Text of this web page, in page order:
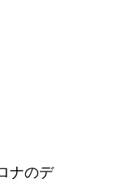
ナのデ